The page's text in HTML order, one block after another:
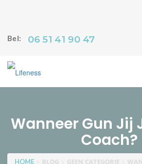
Bel: 06 51 41 90 47
Wanneer Gun Jij
Coach?
HOME BLOG GEEN CATEGORIE